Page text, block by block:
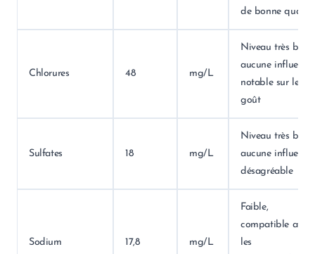
de bonne qualité
Chlorures 48 mg/L
Niveau très bas,
aucune influence
notable sur le
goût
Sulfates 18 mg/L
Niveau très bas,
aucune influence
désagréable
Sodium 17,8 mg/L
Faible,
compatible avec
les